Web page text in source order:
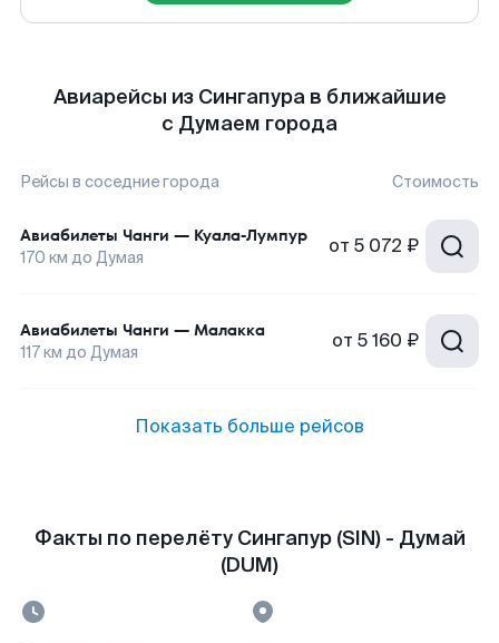
Авиарейсы из Сингапура в ближайшие
с Думаем города
Рейсы в соседние города Стоимость
Авиабилеты Чанги — Куала-Лумпур
170 км до Думая от 5 072 ₽
Авиабилеты Чанги — Малакка
117км до Думая от 5 160 ₽
Показать больше рейсов
Факты по перелёту Сингапур (SIN) - Думай
(DUM)